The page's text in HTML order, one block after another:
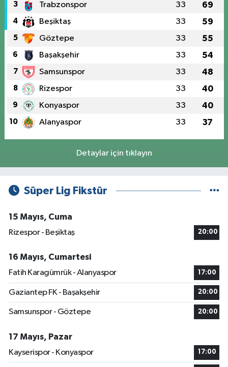
3 Trabzonspor 33 69
4 Beşiktaş 33 59
5 Göztepe 33 55
6 Başakşehir 33 54
7 Samsunspor 33 48
8 Rizespor 33 40
9 Konyaspor 33 40
10 Alanyaspor 33 37
Detaylar için tıklayın
Süper Lig Fikstür
15 Mayıs, Cuma
Rizespor - Beşiktaş
20:00
16 Mayıs, Cumartesi
Fatih Karagümrük - Alanyaspor
17:00
Gaziantep FK - Başakşehir 20:00
Samsunspor - Göztepe 20:00
17 Mayıs, Pazar
Kayserispor - Konyaspor
17:00